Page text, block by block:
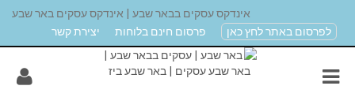
אינדקס עסקים בבאר שבע | אינדקס עסקים באר שבע
לפרסום באתר לחץ כאן
פרסום חינם בלוחות יצירת קשר